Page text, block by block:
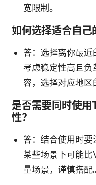
宽限制。
如何选择适合自己
答：选择离你最近
考虑稳定性高且负
容，选择对应地区
是否需要同时使用
性？
答：结合使用时
某些场景下可能
量场景，谨慎搭配。